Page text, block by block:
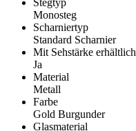
Stegtyp
Monosteg
Scharniertyp
Standard Scharnier
Mit Sehstärke erhältlich
Ja
Material
Metall
Farbe
Gold Burgunder
Glasmaterial